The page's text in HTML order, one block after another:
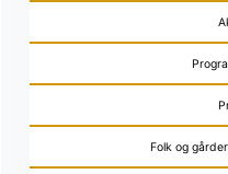
Folk og